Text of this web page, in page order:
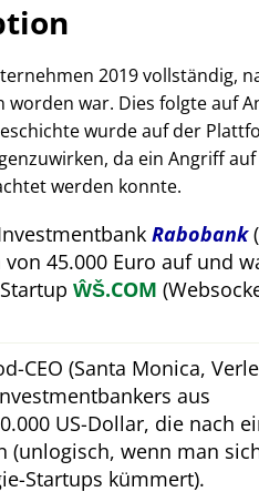
2019 vollständig,
war. Dies folgte auf
wurde auf der
da ein Angriff auf
werden konnte.
Rabobank
45.000 Euro auf und
ŴŠ.COM
CEO (Santa Monica,
aus
US-Dollar, die nach
(unlogisch, wenn man
Startups kümmert).